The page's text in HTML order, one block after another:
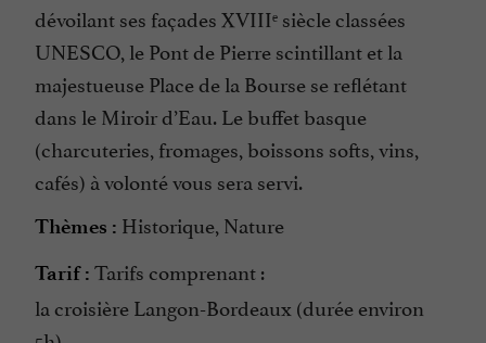
dévoilant ses façades XVIIIᵉ siècle classées
UNESCO, le Pont de Pierre scintillant et la
majestueuse Place de la Bourse se reflétant
dans le Miroir d’Eau. Le buffet basque
(charcuteries, fromages, boissons softs, vins,
cafés) à volonté vous sera servi.
Thèmes : Historique, Nature
Tarif : Tarifs comprenant :
la croisière Langon-Bordeaux (durée environ